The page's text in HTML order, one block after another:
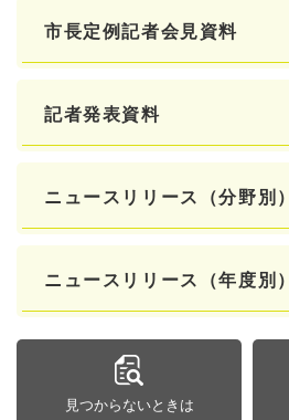
市長定例記者会見資料
記者発表資料
ニュースリリース（分野別）
ニュースリリース（年度別）
見つからないときは